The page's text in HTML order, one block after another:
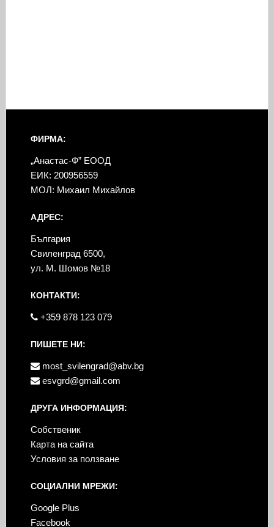
ФИРМА:
„Анастас-Ф” ЕООД
ЕИК: 200956559
МОЛ: Михаил Михайлов
АДРЕС:
България
Свиленград 6500,
ул. М. Шомов №18
КОНТАКТИ:
+359 878 123 079
ПИШЕТЕ НИ:
most_svilengrad@abv.bg
esvgrd@gmail.com
ДРУГА ИНФОРМАЦИЯ:
Собственик
Карта на сайта
Условия за ползване
СОЦИАЛНИ МРЕЖИ:
Google Plus
Facebook